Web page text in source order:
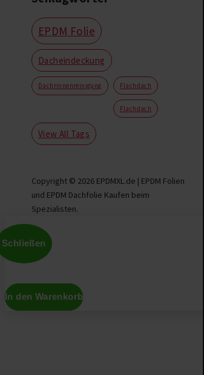
EPDM Folie
Dacheindeckung
Dachrinnenreinigung Flachdach
Flachdach
View All Tags
Copyright © 2026 EPDMXL.de | EPDM Folien
und EPDM Dachfolie Kaufen beim
Spezialisten.
Schließen
In den Warenkorb